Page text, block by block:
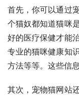
首先，你可以通过
个猫奴都知道猫咪
好的医疗保健才能
专业的猫咪健康知
方法等等。这些信
其次，宠物猫网站